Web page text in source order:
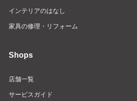
インテリアのはなし
家具の修理・リフォーム
Shops
店舗一覧
サービスガイド